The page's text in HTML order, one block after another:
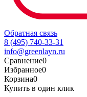
Обратная связь
8 (495) 740-33-31
info@greenlayn.ru
Сравнение0
Избранное0
Корзина0
Купить в один клик